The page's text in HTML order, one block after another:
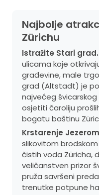
Najbolje
Zürichu
Istražite Stari grad.
ulicama koje
građevine, male
grad (Altstadt) je
najvećeg
osjetiti čaroliju
bogatu baštinu
Krstarenje
slikovitom
čistih voda Züricha,
veličanstven prizor
pruža savršeni
trenutke potpune